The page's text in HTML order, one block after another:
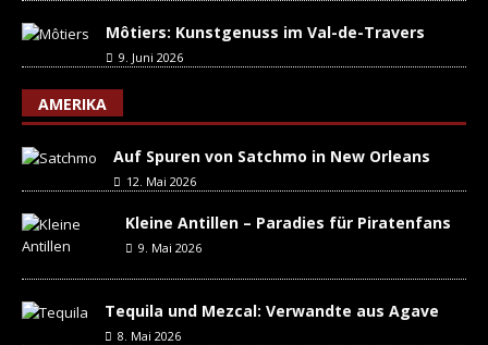
Môtiers: Kunstgenuss im Val-de-Travers
9. Juni 2026
AMERIKA
Auf Spuren von Satchmo in New Orleans
12. Mai 2026
Kleine Antillen – Paradies für Piratenfans
9. Mai 2026
Tequila und Mezcal: Verwandte aus Agave
8. Mai 2026